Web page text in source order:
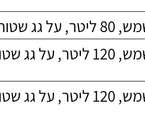
מיוחדות
התקנת דוד שמש, 120
התקנת דוד שמש, 120